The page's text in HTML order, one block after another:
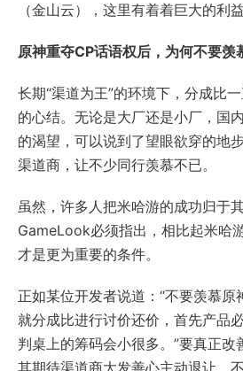
（金山云），这里有着着巨大的利益
原神重夺CP话语权后，为何不要羡
长期“渠道为王”的环境下，分成比
的心结。无论是大厂还是小厂，国
的渴望，可以说到了望眼欲穿的地
渠道商，让不少同行羡慕不已。
虽然，许多人把米哈游的成功归于
GameLook必须指出，相比起米哈
才是更为重要的条件。
正如某位开发者说道：“不要羡慕
就分成比进行讨价还价，首先产品
判桌上的筹码会小很多。”要真正